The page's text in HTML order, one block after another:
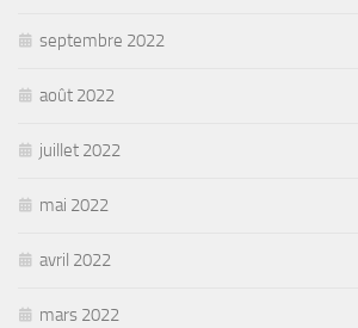
septembre 2022
août 2022
juillet 2022
mai 2022
avril 2022
mars 2022